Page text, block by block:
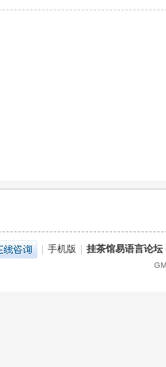
| 手机版 | 挂茶馆易语言论坛